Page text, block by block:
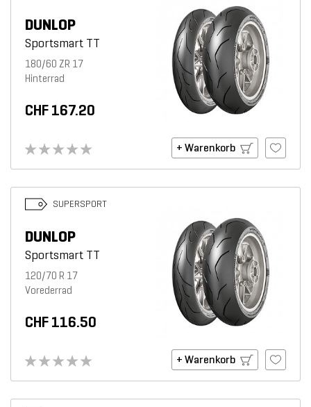
DUNLOP
Sportsmart TT
180/60 ZR 17
Hinterrad
CHF 167.20
+ Warenkorb
SUPERSPORT
DUNLOP
Sportsmart TT
120/70 R 17
Vorederrad
CHF 116.50
+ Warenkorb